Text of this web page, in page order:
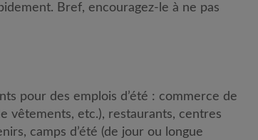
Bref, encouragez-le à ne pas
pour des emplois d’été : commerce de
vêtements, etc.), restaurants, centres
camps d’été (de jour ou longue